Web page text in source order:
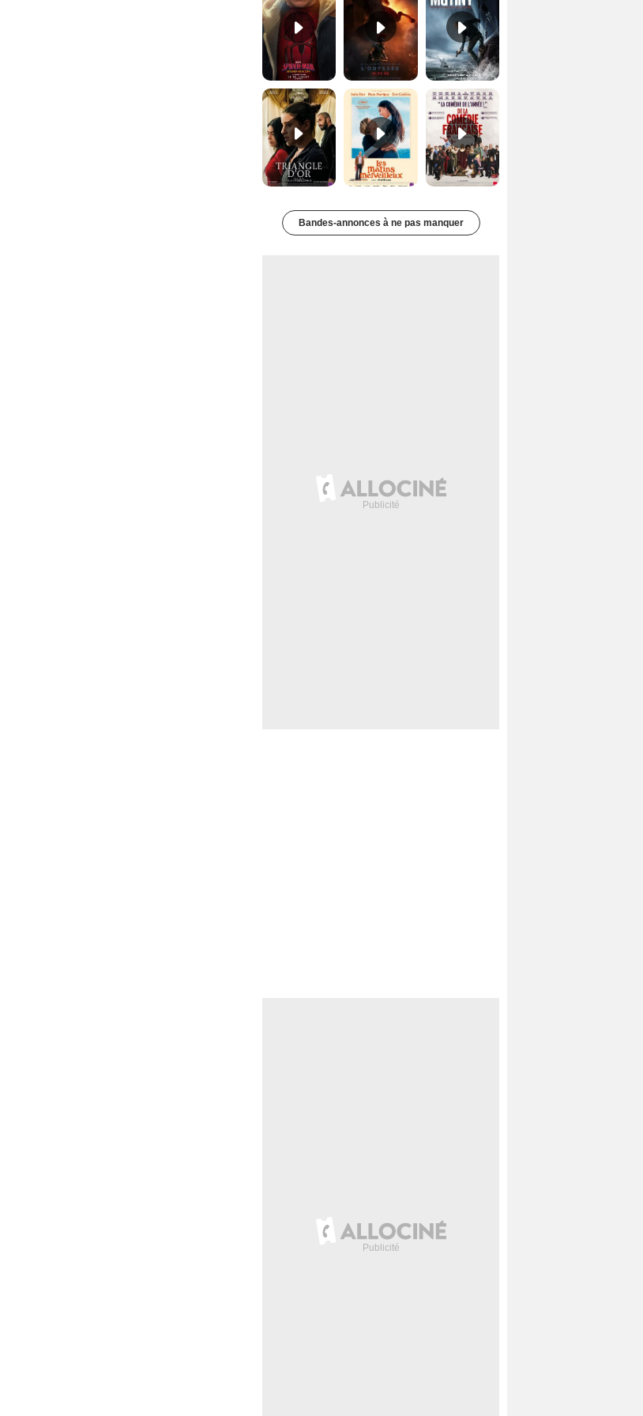
Les Matins merveilleux Bande-annonce VF De la Comédie-Française Teaser VF
Bandes-annonces à ne pas manquer